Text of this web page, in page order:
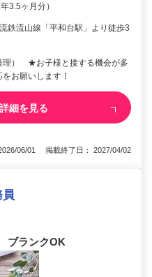
3.5ヶ月分）
鉄流山線「平和台駅」より徒歩3
理） ★お子様と接する機会が多
お願いします！
詳細を見る
06/01 掲載終了日： 2027/04/02
ブランクOK